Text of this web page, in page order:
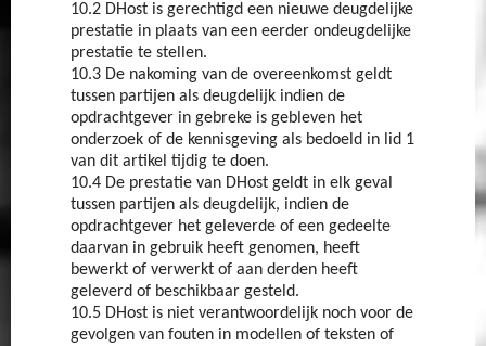
10.2 DHost is gerechtigd een nieuwe deugdelijke
prestatie in plaats van een eerder ondeugdelijke
prestatie te stellen.
10.3 De nakoming van de overeenkomst geldt
tussen partijen als deugdelijk indien de
opdrachtgever in gebreke is gebleven het
onderzoek of de kennisgeving als bedoeld in lid 1
van dit artikel tijdig te doen.
10.4 De prestatie van DHost geldt in elk geval
tussen partijen als deugdelijk, indien de
opdrachtgever het geleverde of een gedeelte
daarvan in gebruik heeft genomen, heeft
bewerkt of verwerkt of aan derden heeft
geleverd of beschikbaar gesteld.
10.5 DHost is niet verantwoordelijk noch voor de
gevolgen van fouten in modellen of teksten of